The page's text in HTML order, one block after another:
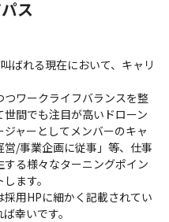
ス
ばれる現在において、キャリ
ワークライフバランスを整
間でも注目が高いドローン
ャーとしてメンバーのキャ
/事業企画に従事」等、仕事
る様々なターニングポイン
ます。
用HPに細かく記載されてい
幸いです。